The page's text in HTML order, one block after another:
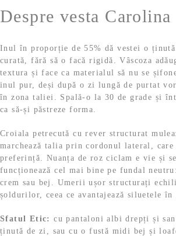
9
i
t
1
4
9
,
9
l
e
i
.
9
Despre vesta Carolina
Inul în proporție de 55% dă vestei o ținută
curată, fără să o facă rigidă. Vâscoza
textura și face ca materialul să nu se
inul pur, deși după o zi lungă de purtat vor
în zona taliei. Spală-o la 30 de grade și
ca să-și păstreze forma.
Croiala petrecută cu rever structurat
marchează talia prin cordonul lateral, care
preferință. Nuanța de roz ciclam e vie și se
funcționează cel mai bine pe fundal
crem sau bej. Umerii ușor structurați
șoldurilor, ceea ce avantajează siluetele în
Sfatul Etic: cu pantaloni albi drepți și
ținută de zi, sau cu o fustă midi bej și